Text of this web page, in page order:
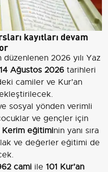
kayıtları devam
düzenlenen 2026 yılı Yaz
Ağustos 2026 tarihleri
camiler ve Kur’an
sosyal yönden verimli
ve gençler için
Kerim eğitiminin yanı sıra
ve değerler eğitimi de
camiile 101 Kur’an